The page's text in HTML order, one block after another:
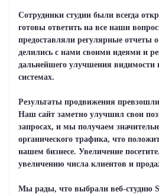
понимание наших потребностей. Их
области SEO позволили разработать
эффективную стратегию
учитывая особенности нашего
среду.
Сотрудники студии были всегда
готовы ответить на все наши
предоставляли регулярные отчеты
делились с нами своими идеями и
дальнейшего улучшения видимости
системах.
Результаты продвижения
Наш сайт заметно улучшил свои
запросах, и мы получаем
органического трафика, что
нашем бизнесе. Увеличение
увеличению числа клиентов и
Мы рады, что выбрали веб-студию